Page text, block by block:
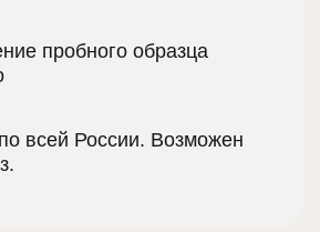
пробного образца
всей России. Возможен